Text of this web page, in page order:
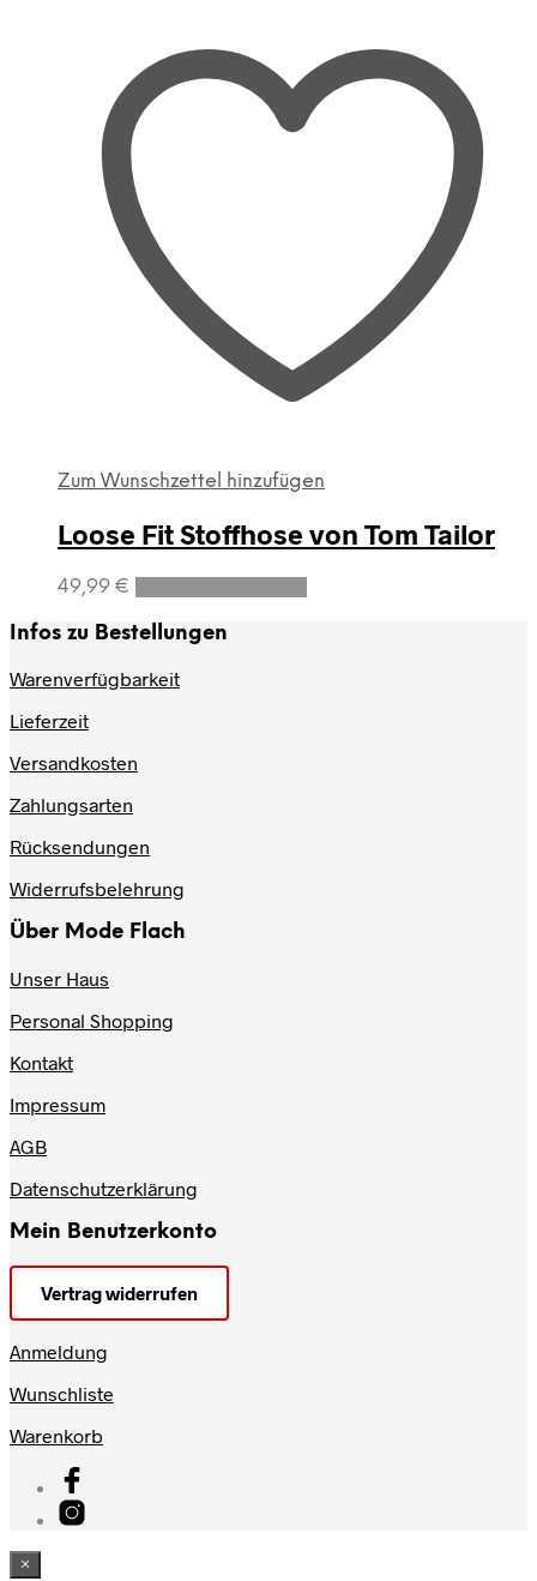
Zum Wunschzettel hinzufügen
Loose Fit Stoffhose von Tom Tailor
49,99 €
Dieses
Infos zu Bestellungen
Warenverfügbarkeit
Lieferzeit
Versandkosten
Zahlungsarten
Rücksendungen
Widerrufsbelehrung
Über Mode Flach
Unser Haus
Personal Shopping
Kontakt
Impressum
AGB
Datenschutzerklärung
Mein Benutzerkonto
Vertrag widerrufen
Anmeldung
Wunschliste
Warenkorb
×